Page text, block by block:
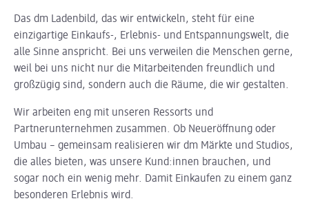
Das dm Ladenbild, das wir entwickeln, steht für eine
einzigartige Einkaufs-, Erlebnis- und Entspannungswelt, die
alle Sinne anspricht. Bei uns verweilen die Menschen gerne,
weil bei uns nicht nur die Mitarbeitenden freundlich und
großzügig sind, sondern auch die Räume, die wir gestalten.
Wir arbeiten eng mit unseren Ressorts und
Partnerunternehmen zusammen. Ob Neueröffnung oder
Umbau – gemeinsam realisieren wir dm Märkte und Studios,
die alles bieten, was unsere Kund:innen brauchen, und
sogar noch ein wenig mehr. Damit Einkaufen zu einem ganz
besonderen Erlebnis wird.